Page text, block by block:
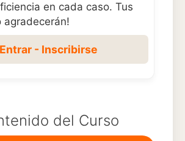
en cada caso. Tus
agradecerán!
Entrar - Inscribirse
del Curso